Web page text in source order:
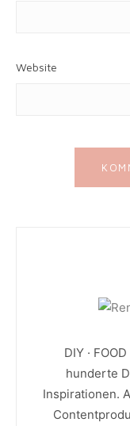
Website
DIY ·
hunderte
Inspirationen.